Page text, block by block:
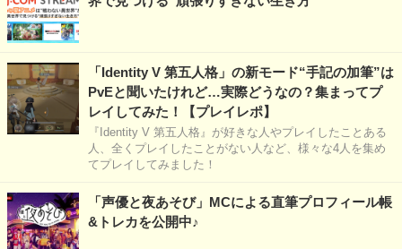
「Identity V 第五人格」の新モード“手記の加筆”は
PvEと聞いたけれど…実際どうなの？集まってプ
レイしてみた！【プレイレポ】
『Identity V 第五人格』が好きな人やプレイしたことある
人、全くプレイしたことがない人など、様々な4人を集め
てプレイしてみました！
「声優と夜あそび」MCによる直筆プロフィール帳
&トレカを公開中♪